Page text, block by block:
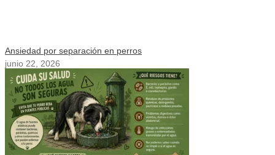
Ansiedad por separación en perros
junio 22, 2026